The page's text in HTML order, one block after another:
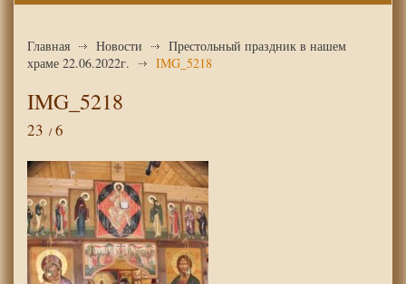
Главная Новости
Престольный праздник в нашем
храме 22.06.2022г.
IMG_5218
IMG_5218
23 6